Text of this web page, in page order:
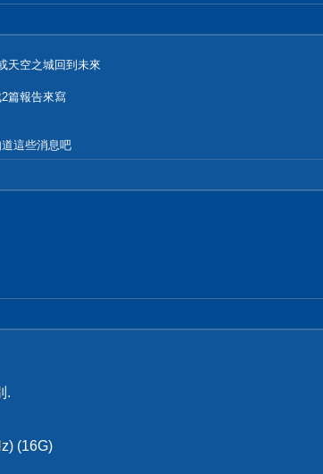
天空之城回到未來
篇報告來寫
這些消息吧
.
(16G)